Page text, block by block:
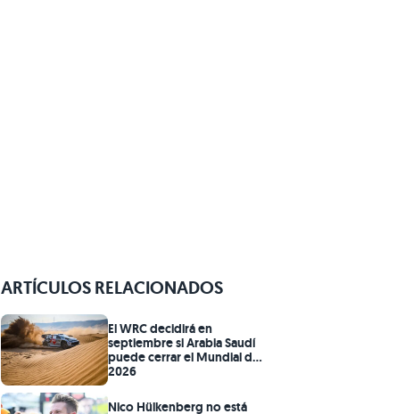
ARTÍCULOS RELACIONADOS
El WRC decidirá en
septiembre si Arabia Saudí
puede cerrar el Mundial de
2026
Nico Hülkenberg no está